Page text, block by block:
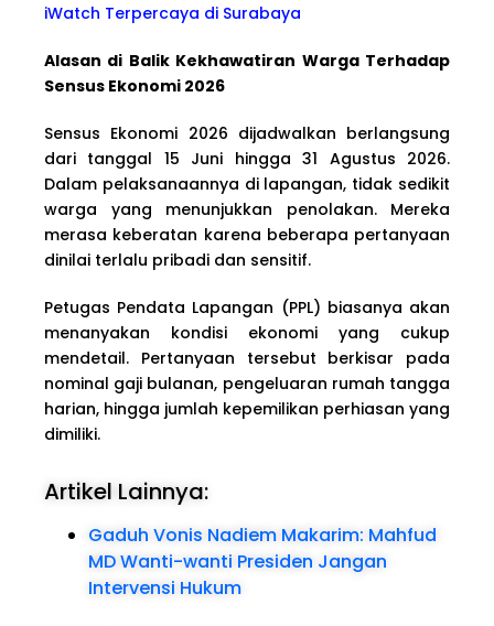
iWatch Terpercaya di Surabaya
Alasan di Balik Kekhawatiran Warga Terhadap
Sensus Ekonomi 2026
Sensus Ekonomi 2026 dijadwalkan berlangsung
dari tanggal 15 Juni hingga 31 Agustus 2026.
Dalam pelaksanaannya di lapangan, tidak sedikit
warga yang menunjukkan penolakan. Mereka
merasa keberatan karena beberapa pertanyaan
dinilai terlalu pribadi dan sensitif.
Petugas Pendata Lapangan (PPL) biasanya akan
menanyakan kondisi ekonomi yang cukup
mendetail. Pertanyaan tersebut berkisar pada
nominal gaji bulanan, pengeluaran rumah tangga
harian, hingga jumlah kepemilikan perhiasan yang
dimiliki.
Artikel Lainnya:
Gaduh Vonis Nadiem Makarim: Mahfud
MD Wanti-wanti Presiden Jangan
Intervensi Hukum